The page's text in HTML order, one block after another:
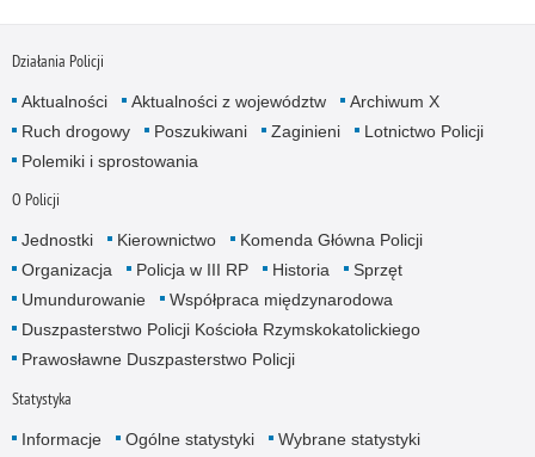
Działania Policji
Aktualności Aktualności z województw
Archiwum X
Ruch drogowy
Poszukiwani Zaginieni
Lotnictwo Policji
Polemiki i sprostowania
O Policji
Jednostki Kierownictwo
Komenda Główna Policji
Organizacja
Policja w III RP Historia
Sprzęt
Umundurowanie
Współpraca międzynarodowa
Duszpasterstwo Policji Kościoła Rzymskokatolickiego
Prawosławne Duszpasterstwo Policji
Statystyka
Informacje Ogólne statystyki
Wybrane statystyki